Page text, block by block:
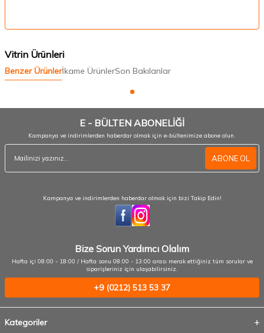
Vitrin Ürünleri
Benzer Ürünlerİkame ÜrünlerSon Bakılanlar
E - BÜLTEN ABONELİĞİ
Kampanya ve indirimlerden haberdar olmak için e-bültenimize abone olun.
ABONE OL
Kampanya ve indirimlerden haberdar olmak için bizi Takip Edin!
Bize Sorun Yardımcı Olalım
Hafta içi 08:00 - 18:00 / Hafta sonu 08:00 - 13:00 arası merak ettiğiniz tüm sorular ve
siparişleriniz için ulaşabilirsiniz.
+9 (0212) 513 53 37
Kategoriler